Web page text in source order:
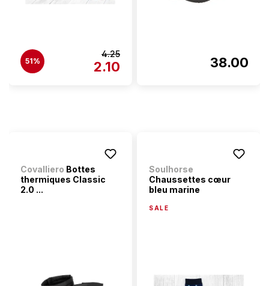
51%
4.25
2.10 38.00
Covalliero Bottes
thermiques Classic
2.0 ...
Soulhorse
Chaussettes cœur
bleu marine
SALE